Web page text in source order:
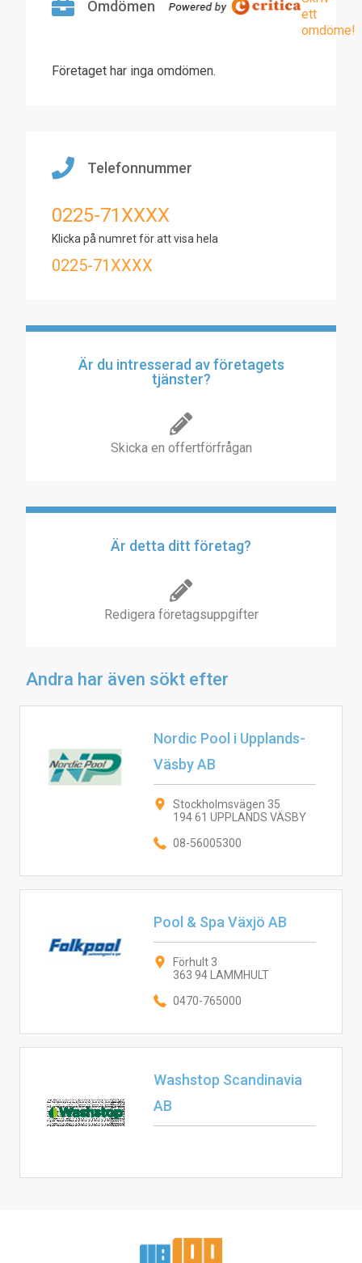
Omdömen
ett
omdöme!
Företaget har inga omdömen.
Telefonnummer
0225-71XXXX
Klicka på numret för att visa hela
0225-71XXXX
Är du intresserad av företagets
tjänster?
Skicka en offertförfrågan
Är detta ditt företag?
Redigera företagsuppgifter
Andra har även sökt efter
Nordic Pool i Upplands-
Väsby AB
Stockholmsvägen 35
194 61 UPPLANDS VÄSBY
08-56005300
Pool & Spa Växjö AB
Förhult 3
363 94 LAMMHULT
0470-765000
Washstop Scandinavia
AB